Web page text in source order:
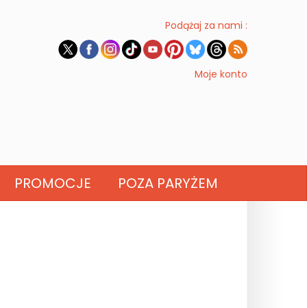
Podążaj za nami :
Moje konto
PROMOCJE POZA PARYŻEM